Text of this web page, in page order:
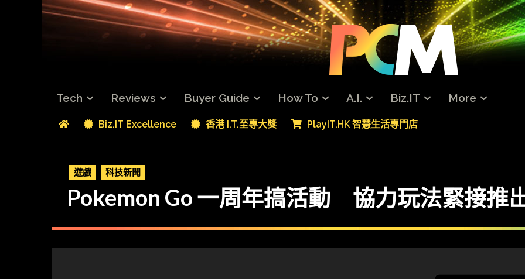
Tech Reviews Buyer Guide How To A.I. Biz.IT More
Biz.IT Excellence 香港 I.T.至專大獎 PlayIT.HK 智慧生活專門店
遊戲 科技新聞
Pokemon Go 一周年搞活動 協力玩法緊接推